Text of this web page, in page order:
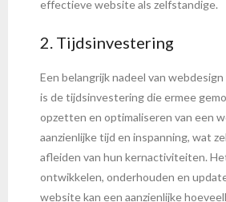
effectieve website als zelfstandige.
2. Tijdsinvestering
Een belangrijk nadeel van
is de tijdsinvestering die ermee
opzetten en optimaliseren van een
aanzienlijke tijd en inspanning, wat
afleiden van hun kernactiviteiten.
ontwikkelen, onderhouden en
website kan een aanzienlijke